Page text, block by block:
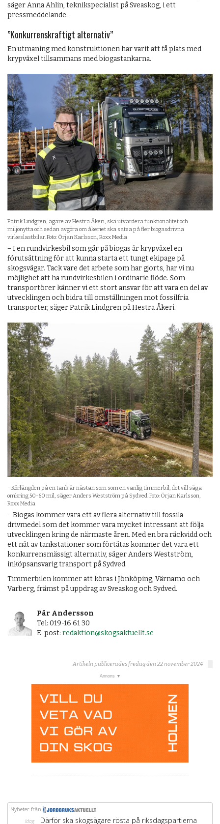
säger Anna Ahlin, teknikspecialist på Sveaskog, i ett
pressmeddelande.
”Konkurrenskraftigt alternativ”
En utmaning med konstruktionen har varit att få plats med
krypväxel tillsammans med biogastankarna.
Patrik Lindgren, ägare av Hestra Åkeri, ska utvärdera funktionalitet och
miljönytta och sedan avgöra om åkeriet ska satsa på fler biogasdrivna
virkeslastbilar. Foto: Örjan Karlsson, Roxx Media
− I en rundvirkesbil som går på biogas är krypväxel en
förutsättning för att kunna starta ett tungt ekipage på
skogsvägar. Tack vare det arbete som har gjorts, har vi nu
möjlighet att ha rundvirkesbilen i ordinarie flöde. Som
transportörer känner vi ett stort ansvar för att vara en del av
utvecklingen och bidra till omställningen mot fossilfria
transporter, säger Patrik Lindgren på Hestra Åkeri.
− Körlängden på en tank är nästan som som en vanlig timmerbil, det vill säga
omkring 50-60 mil, säger Anders Westström på Sydved. Foto: Örjan Karlsson,
Roxx Media
− Biogas kommer vara ett av flera alternativ till fossila
drivmedel som det kommer vara mycket intressant att följa
utvecklingen kring de närmaste åren. Med en bra räckvidd och
ett nät av tankstationer som förtätas kommer det vara ett
konkurrensmässigt alternativ, säger Anders Westström,
inköpsansvarig transport på Sydved.
Timmerbilen kommer att köras i Jönköping, Värnamo och
Varberg, främst på uppdrag av Sveaskog och Sydved.
Pär Andersson
Tel: 019-16 61 30
E-post: redaktion@skogsaktuellt.se
Artikeln publicerades fredag den 22 november 2024